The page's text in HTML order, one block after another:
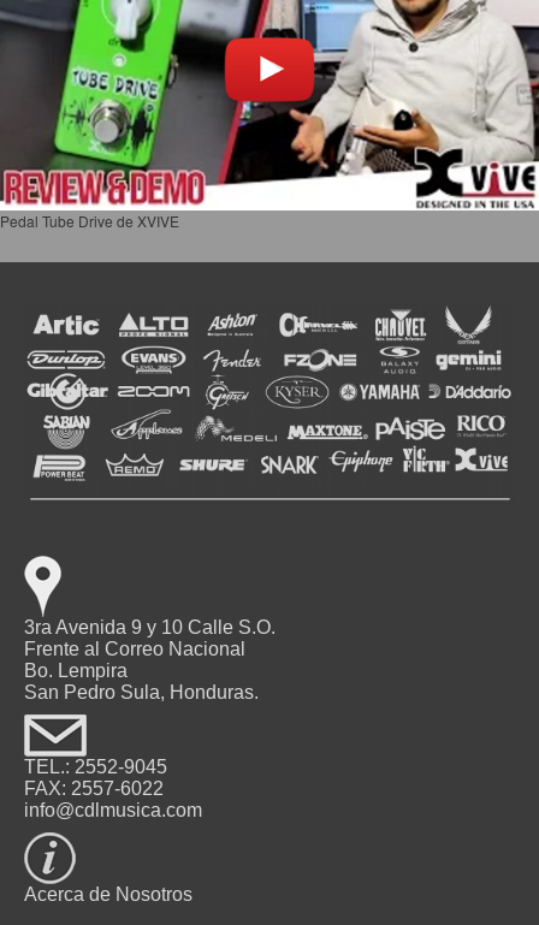
Pedal Tube Drive de XVIVE
3ra Avenida 9 y 10 Calle S.O.
Frente al Correo Nacional
Bo. Lempira
San Pedro Sula, Honduras.
TEL.: 2552-9045
FAX: 2557-6022
info@cdlmusica.com
Acerca de Nosotros